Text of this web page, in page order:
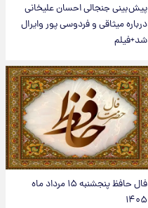
پیش‌بینی جنجالی احسان علیخانی
درباره میثاقی و فردوسی پور وایرال
شد+فیلم
فال حافظ پنجشنبه ۱۵ مرداد ماه
۱۴۰۵